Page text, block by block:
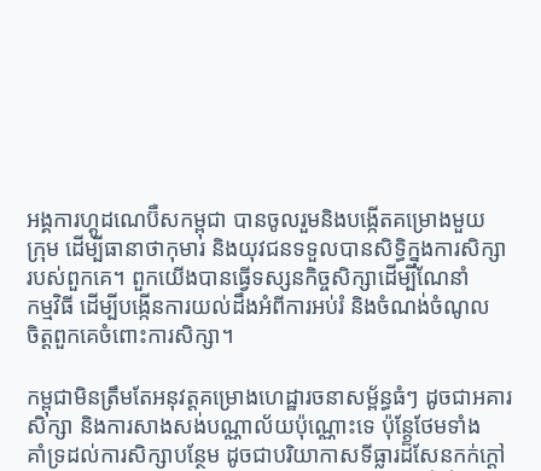
អង្គការហ្គូដណេប៊ឺសកម្ពុជា បានចូលរួមនិងបង្កើតគម្រោងមួយ
ក្រុម ដើម្បីធានាថាកុមារ និងយុវជនទទួលបានសិទ្ធិក្នុងការសិក្សា
របស់ពួកគេ។ ពួកយើងបានធ្វើទស្សនកិច្ចសិក្សាដើម្បីណែនាំ
កម្មវិធី ដើម្បីបង្កើនការយល់ដឹងអំពីការអប់រំ និងចំណង់ចំណូល
ចិត្តពួកគេចំពោះការសិក្សា។
កម្ពុជាមិនត្រឹមតែអនុវត្តគម្រោងហេដ្ឋារចនាសម្ព័ន្ធធំៗ ដូចជាអគារ
សិក្សា និងការសាងសង់បណ្ណាល័យប៉ុណ្ណោះទេ ប៉ុន្តែថែមទាំង
គាំទ្រដល់ការសិក្សាបន្ថែម ដូចជាបរិយាកាសទីធ្លារដ៏សែនកក់ក្តៅ